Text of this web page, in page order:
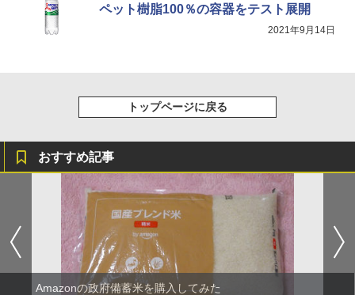
ペット樹脂100％の容器をテスト展開
2021年9月14日
トップページに戻る
おすすめ記事
Amazonの政府備蓄米を購入してみた